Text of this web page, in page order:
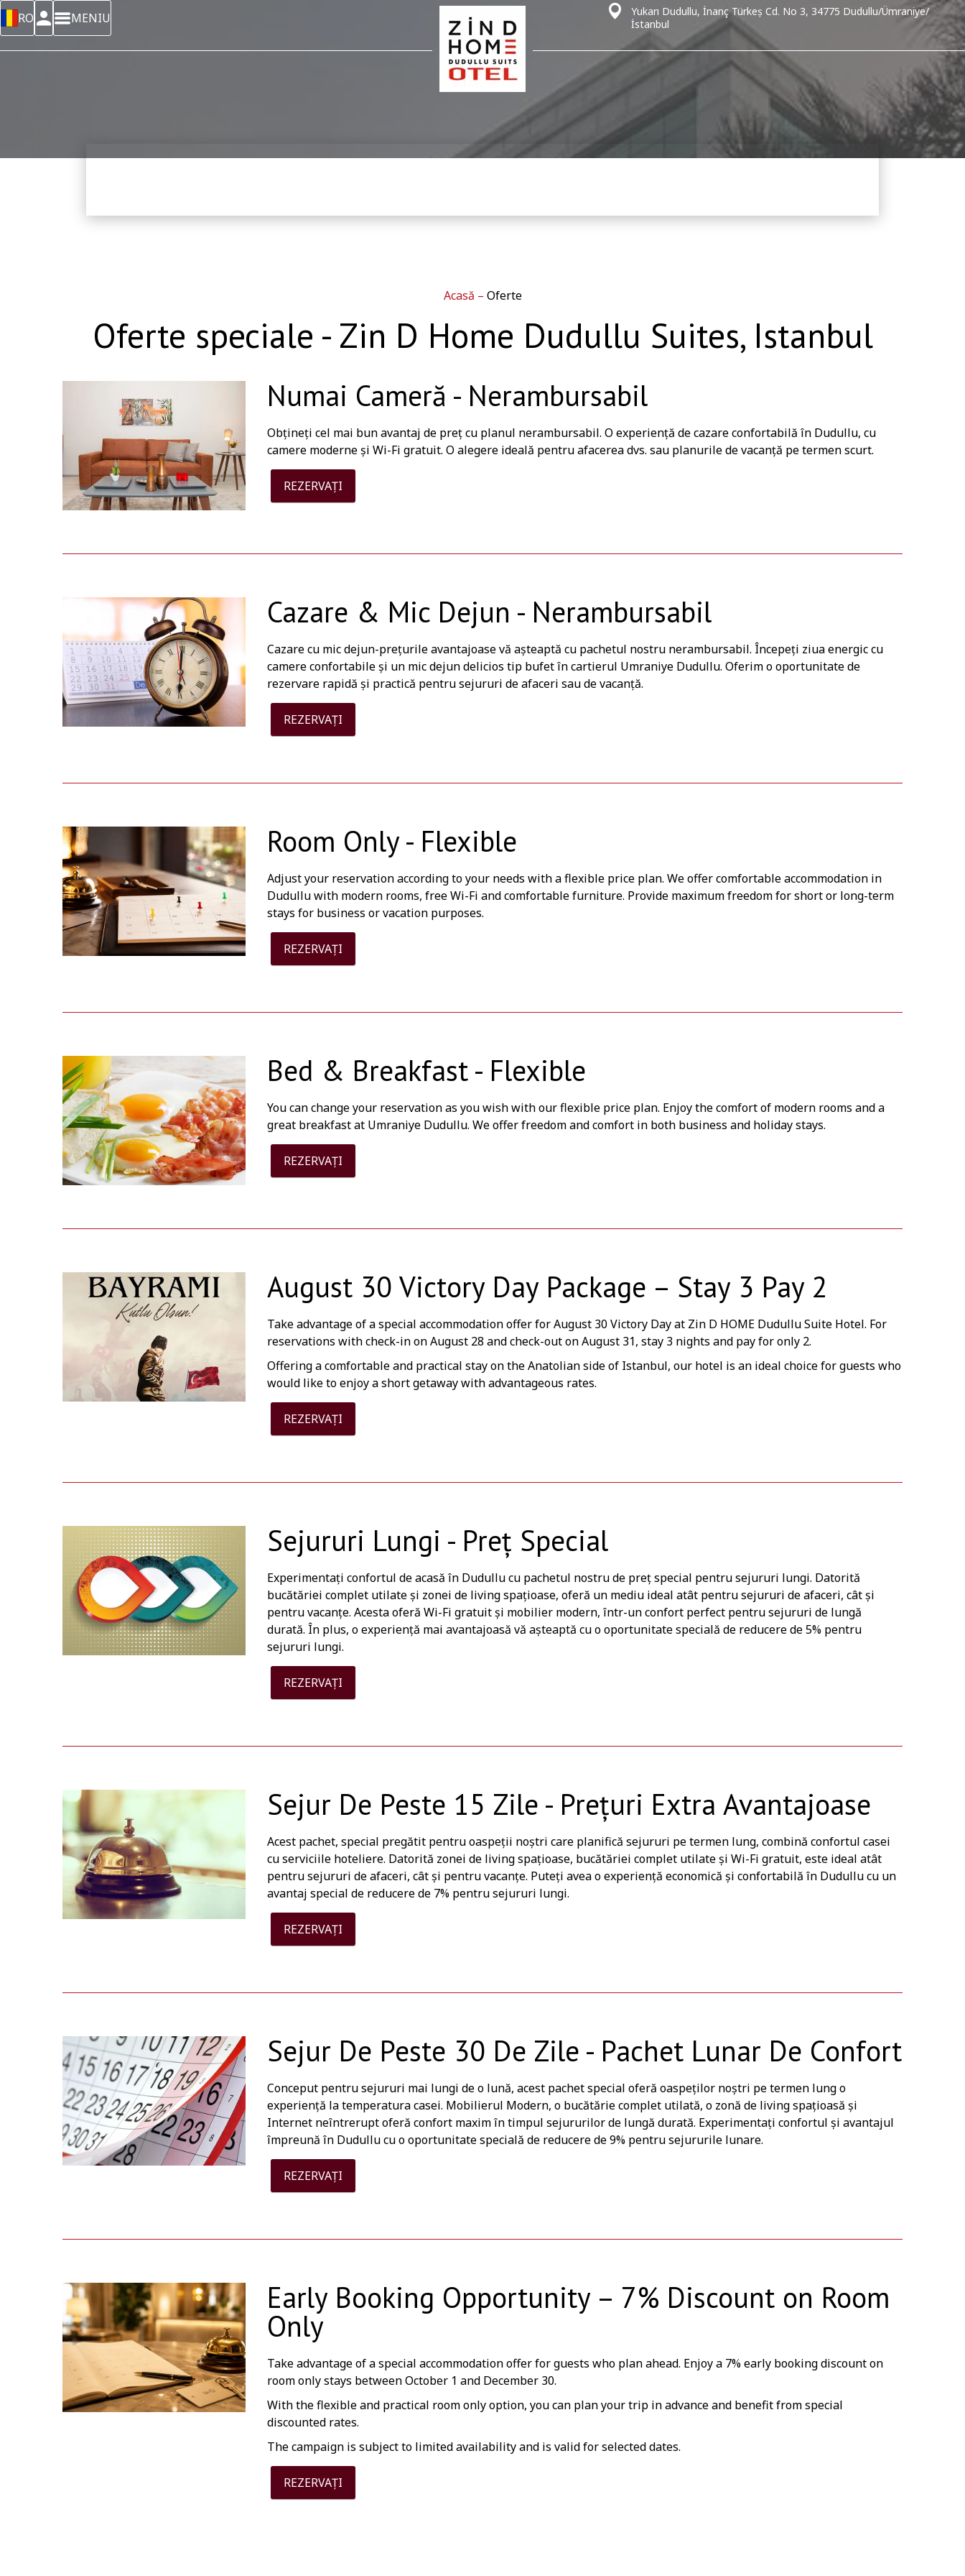
RO MENIU
Yukarı Dudullu, İnanç Türkeş Cd. No 3, 34775 Dudullu/Ümraniye/
İstanbul
Acasă – Oferte
Oferte speciale - Zin D Home Dudullu Suites, Istanbul
Numai Cameră - Nerambursabil
Obțineți cel mai bun avantaj de preț cu planul nerambursabil. O experiență de cazare confortabilă în Dudullu, cu
camere moderne și Wi-Fi gratuit. O alegere ideală pentru afacerea dvs. sau planurile de vacanță pe termen scurt.
REZERVAȚI
Cazare & Mic Dejun - Nerambursabil
Cazare cu mic dejun-prețurile avantajoase vă așteaptă cu pachetul nostru nerambursabil. Începeți ziua energic cu
camere confortabile și un mic dejun delicios tip bufet în cartierul Umraniye Dudullu. Oferim o oportunitate de
rezervare rapidă și practică pentru sejururi de afaceri sau de vacanță.
REZERVAȚI
Room Only - Flexible
Adjust your reservation according to your needs with a flexible price plan. We offer comfortable accommodation in
Dudullu with modern rooms, free Wi-Fi and comfortable furniture. Provide maximum freedom for short or long-term
stays for business or vacation purposes.
REZERVAȚI
Bed & Breakfast - Flexible
You can change your reservation as you wish with our flexible price plan. Enjoy the comfort of modern rooms and a
great breakfast at Umraniye Dudullu. We offer freedom and comfort in both business and holiday stays.
REZERVAȚI
August 30 Victory Day Package – Stay 3 Pay 2
Take advantage of a special accommodation offer for August 30 Victory Day at Zin D HOME Dudullu Suite Hotel. For
reservations with check-in on August 28 and check-out on August 31, stay 3 nights and pay for only 2.
Offering a comfortable and practical stay on the Anatolian side of Istanbul, our hotel is an ideal choice for guests who
would like to enjoy a short getaway with advantageous rates.
REZERVAȚI
Sejururi Lungi - Preț Special
Experimentați confortul de acasă în Dudullu cu pachetul nostru de preț special pentru sejururi lungi. Datorită
bucătăriei complet utilate și zonei de living spațioase, oferă un mediu ideal atât pentru sejururi de afaceri, cât și
pentru vacanțe. Acesta oferă Wi-Fi gratuit și mobilier modern, într-un confort perfect pentru sejururi de lungă
durată. În plus, o experiență mai avantajoasă vă așteaptă cu o oportunitate specială de reducere de 5% pentru
sejururi lungi.
REZERVAȚI
Sejur De Peste 15 Zile - Prețuri Extra Avantajoase
Acest pachet, special pregătit pentru oaspeții noștri care planifică sejururi pe termen lung, combină confortul casei
cu serviciile hoteliere. Datorită zonei de living spațioase, bucătăriei complet utilate și Wi-Fi gratuit, este ideal atât
pentru sejururi de afaceri, cât și pentru vacanțe. Puteți avea o experiență economică și confortabilă în Dudullu cu un
avantaj special de reducere de 7% pentru sejururi lungi.
REZERVAȚI
Sejur De Peste 30 De Zile - Pachet Lunar De Confort
Conceput pentru sejururi mai lungi de o lună, acest pachet special oferă oaspeților noștri pe termen lung o
experiență la temperatura casei. Mobilierul Modern, o bucătărie complet utilată, o zonă de living spațioasă și
Internet neîntrerupt oferă confort maxim în timpul sejururilor de lungă durată. Experimentați confortul și avantajul
împreună în Dudullu cu o oportunitate specială de reducere de 9% pentru sejururile lunare.
REZERVAȚI
Early Booking Opportunity – 7% Discount on Room
Only
Take advantage of a special accommodation offer for guests who plan ahead. Enjoy a 7% early booking discount on
room only stays between October 1 and December 30.
With the flexible and practical room only option, you can plan your trip in advance and benefit from special
discounted rates.
The campaign is subject to limited availability and is valid for selected dates.
REZERVAȚI